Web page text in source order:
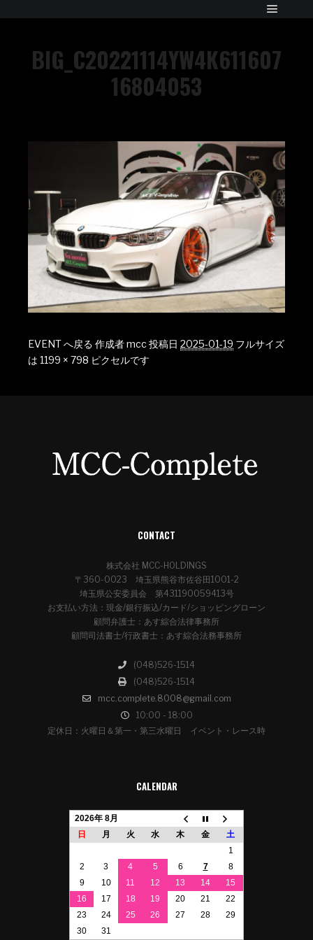
BIG_C20221114YW4K611607
16804053
EVENT へ戻る 作成者mcc投稿日 2025-01-19 フルサイズ
は 1199 × 798 ピクセルです
CONTACT
株式会社 MCC-HOLDINGS
〒360-0023 埼玉県熊谷市佐谷田1001-2
埼玉県公安委員会 第431190059413号
お支払い方法：現金/銀行振込/カード/ショッピングローン
顧問弁護士：あす綜合法律事務所
顧問司法書士/行政書士：あす綜合法務事務所
(048)526-1514
(048)526-1514
mcc.complete.8008@gmail.com
10:00 - 18:00
定休日：火曜日＆第一・第三水曜日 イベント・レース時
CALENDAR
2026年 8月
日
月 火 水 木 金
土
1
2
3 4 5 6 7
8
9
10 11 12 13 14
15
16
17 18 19 20 21
22
23
24 25 26 27 28
29
30
31